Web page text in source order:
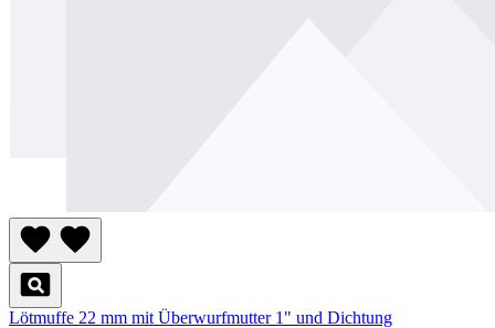
Lötmuffe 22 mm mit Überwurfmutter 1" und Dichtung